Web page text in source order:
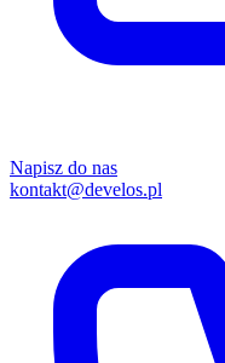
Napisz do nas
kontakt@develos.pl